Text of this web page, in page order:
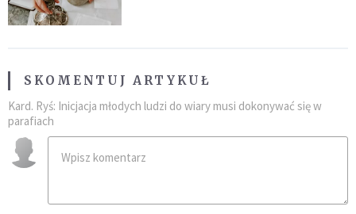
SKOMENTUJ ARTYKUŁ
Kard. Ryś: Inicjacja młodych ludzi do wiary musi dokonywać się w
parafiach